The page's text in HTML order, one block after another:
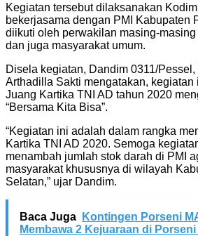
Kegiatan tersebut dilaksanakan
bekerjasama dengan PMI Kabupaten
diikuti oleh perwakilan masing-
dan juga masyarakat umum.
Disela kegiatan, Dandim 0311/Pessel,
Arthadilla Sakti mengatakan, kegiatan
Juang Kartika TNI AD tahun 2020
“Bersama Kita Bisa”.
“Kegiatan ini adalah dalam rangka
Kartika TNI AD 2020. Semoga
menambah jumlah stok darah di PMI
masyarakat khususnya di wilayah
Selatan,” ujar Dandim.
Baca Juga
Kontingen Porseni
Membawa 2 Kejuaraan di